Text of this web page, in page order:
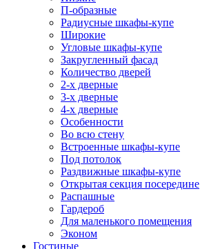
П-образные
Радиусные шкафы-купе
Широкие
Угловые шкафы-купе
Закругленный фасад
Количество дверей
2-х дверные
3-х дверные
4-х дверные
Особенности
Во всю стену
Встроенные шкафы-купе
Под потолок
Раздвижные шкафы-купе
Открытая секция посередине
Распашные
Гардероб
Для маленького помещения
Эконом
Гостиные